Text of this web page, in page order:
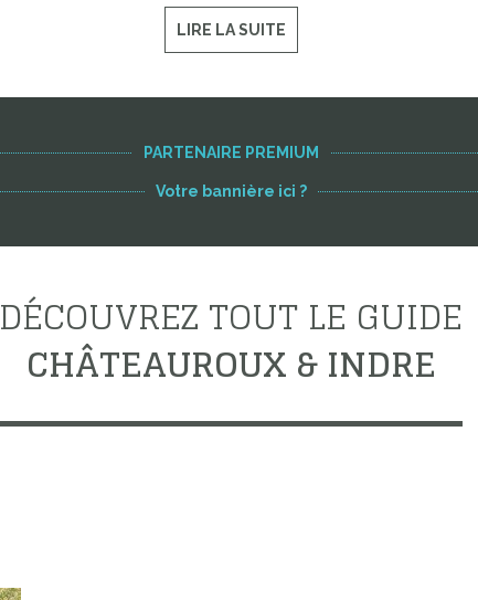
LIRE LA SUITE
PARTENAIRE PREMIUM
Votre bannière ici ?
DÉCOUVREZ TOUT LE GUIDE
CHÂTEAUROUX & INDRE